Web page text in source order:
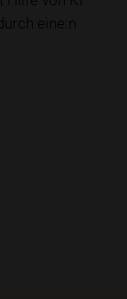
eine:n